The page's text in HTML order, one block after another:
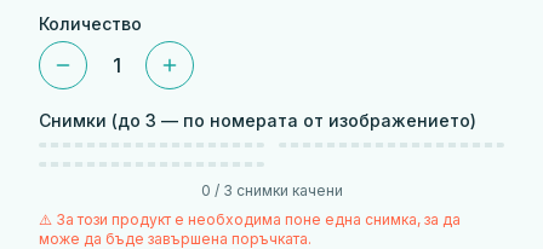
Количество
1
Снимки (до 3 — по номерата от изображението)
1
0 / 3 снимки качени
⚠️ За този продукт е необходима поне една снимка, за да
може да бъде завършена поръчката.